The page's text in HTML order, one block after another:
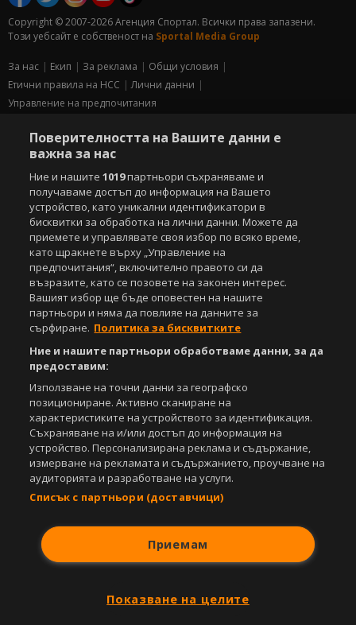
Copyright © 2007-2026 Агенция Спортал. Всички права запазени.
Този уебсайт е собственост на Sportal Media Group
За нас Екип За рекламa
Общи условия
Етични правила на НСС
Лични данни
Управление на предпочитания
Съдържанието на този уеб сайт и технологиите, използвани в него, са
под закрила на Закона за авторското право и сродните му права.
Всички статии, репортажи, интервюта и други текстови, графични и
видео материали, публикувани в сайта, са собственост на Агенция
Спортал, освен ако изрично е посочено друго. Допуска се
публикуване на текстови материали само след писмено съгласие на
Агенция Спортал, посочване на източника и добавяне на линк към
www.sportal.bg. Използването на графични и видео материали,
публикувани в сайта, е строго забранено. Нарушителите ще бъдат
санкционирани с цялата строгост на закона.
Свали БЕЗПЛАТНОТО приложение за:
Android
Powered by:
Поверителността на Вашите данни е
важна за нас
Ние и нашите1019партньори съхраняваме и
получаваме достъп до информация на Вашето
устройство, като уникални идентификатори в
бисквитки за обработка на лични данни. Можете да
приемете и управлявате своя избор по всяко време,
като щракнете върху „Управление на
предпочитания“, включително правото си да
възразите, като се позовете на законен интерес.
Вашият избор ще бъде оповестен на нашите
партньори и няма да повлияе на данните за
сърфиране. Политика за бисквитките
Ние и нашите партньори обработваме данни, за да
предоставим:
Използване на точни данни за географско
позициониране. Активно сканиране на
характеристиките на устройството за идентификация.
Съхраняване на и/или достъп до информация на
устройство. Персонализирана реклама и съдържание,
измерване на рекламата и съдържанието, проучване на
аудиторията и разработване на услуги.
Списък с партньори (доставчици)
Приемам
Показване на целите